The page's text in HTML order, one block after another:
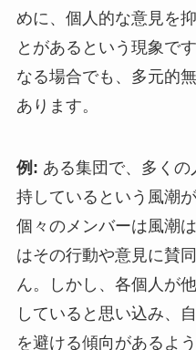
めに、個人的な意見を
とがあるという現象で
なる場合でも、多元的
あります。
例: ある集団で、多く
持しているという風潮
個々のメンバーは風潮
はその行動や意見に賛
ん。しかし、各個人が
していると思い込み、
を避ける傾向があるよ